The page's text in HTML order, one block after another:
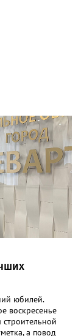
юбилей.
воскресенье
а повод